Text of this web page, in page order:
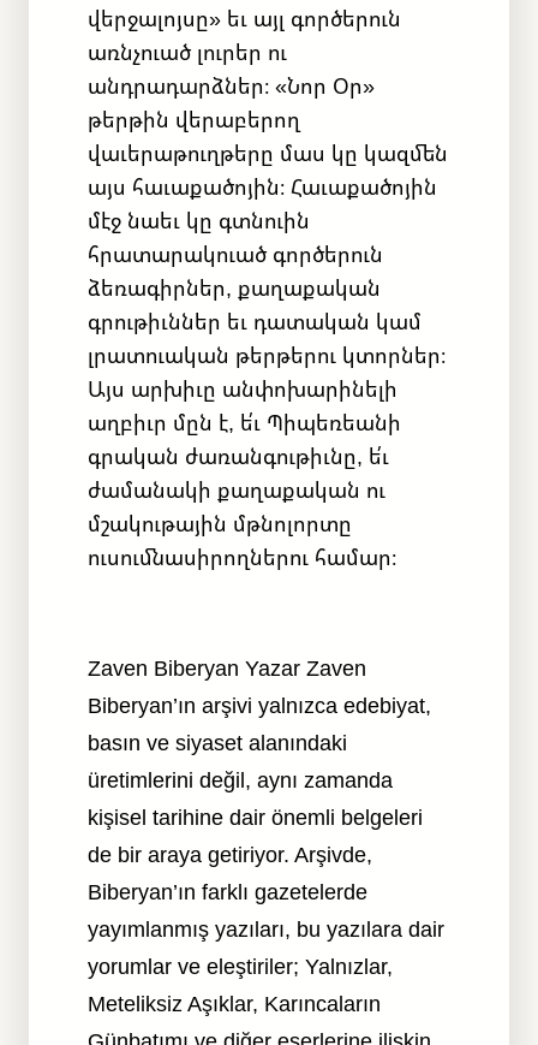
վերջալոյսը» եւ այլ գործերուն
առնչուած լուրեր ու
անդրադարձներ։ «Նոր Օր»
թերթին վերաբերող
վաւերաթուղթերը մաս կը կազմեն
այս հաւաքածոյին։ Հաւաքածոյին
մէջ նաեւ կը գտնուին
հրատարակուած գործերուն
ձեռագիրներ, քաղաքական
գրութիւններ եւ դատական կամ
լրատուական թերթերու կտորներ։
Այս արխիւը անփոխարինելի
աղբիւր մըն է, ե՛ւ Պիպեռեանի
գրական ժառանգութիւնը, ե՛ւ
ժամանակի քաղաքական ու
մշակութային մթնոլորտը
ուսումնասիրողներու համար։
Zaven Biberyan Yazar Zaven
Biberyan’ın arşivi yalnızca edebiyat,
basın ve siyaset alanındaki
üretimlerini değil, aynı zamanda
kişisel tarihine dair önemli belgeleri
de bir araya getiriyor. Arşivde,
Biberyan’ın farklı gazetelerde
yayımlanmış yazıları, bu yazılara dair
yorumlar ve eleştiriler; Yalnızlar,
Meteliksiz Aşıklar, Karıncaların